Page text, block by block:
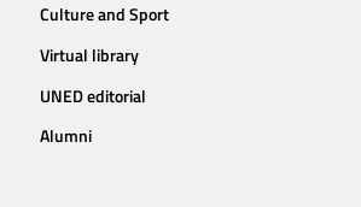
Culture and Sport
Virtual library
UNED editorial
Alumni